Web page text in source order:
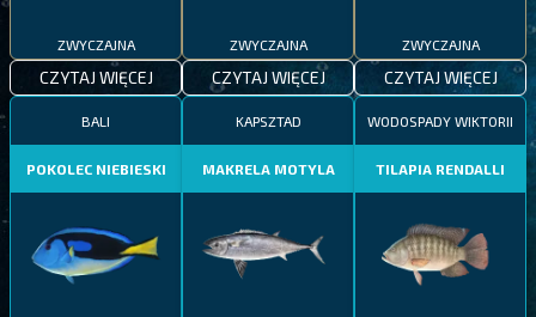
ZWYCZAJNA
CZYTAJ WIĘCEJ
ZWYCZAJNA
CZYTAJ WIĘCEJ
ZWYCZAJNA
CZYTAJ WIĘCEJ
BALI
POKOLEC NIEBIESKI
KAPSZTAD
MAKRELA MOTYLA
WODOSPADY WIKTORII
TILAPIA RENDALLI